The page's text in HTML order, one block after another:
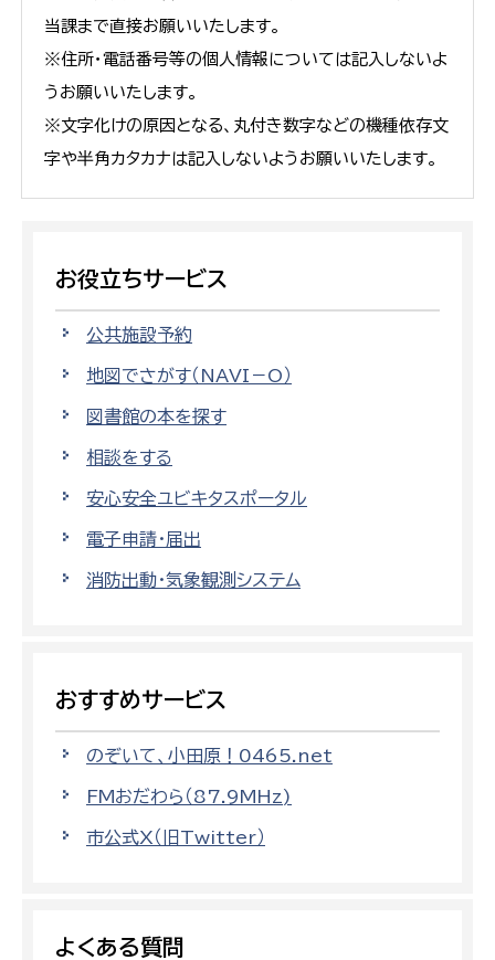
当課まで直接お願いいたします。
※住所・電話番号等の個人情報については記入しないよ
うお願いいたします。
※文字化けの原因となる、丸付き数字などの機種依存文
字や半角カタカナは記入しないようお願いいたします。
お役立ちサービス
公共施設予約
地図でさがす（NAVI－O）
図書館の本を探す
相談をする
安心安全ユビキタスポータル
電子申請・届出
消防出動・気象観測システム
おすすめサービス
のぞいて、小田原！0465.net
FMおだわら（87.9MHz)
市公式X（旧Twitter）
よくある質問